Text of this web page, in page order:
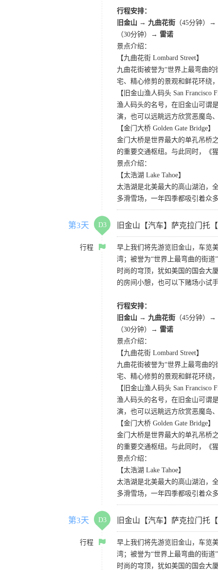
行程安排：
旧金山 → 九曲花街 （45分钟）→
（30分钟）→ 雷诺
景点介绍：
【九曲花街 Lombard Street】
九曲花街被誉为“世界上最弯曲
宅、精心修剪的景观和鲜花环绕
【旧金山渔人码头 San Francisco
渔人码头的名号，在旧金山可谓
演，也可以远眺远方欣赏恶魔岛
【金门大桥 Golden Gate Bridge】
金门大桥是世界最大的单孔吊桥
的重要交通枢纽。与此同时，《
景点介绍：
【太浩湖 Lake Tahoe】
太浩湖是北美最大的高山湖泊，
多滑雪场，一年四季都吸引着众
第3天 D3 旧金山【汽车】萨克拉门托
行程
早上我们将先游览旧金山，车览
湾；被誉为“世界上最弯曲的街
时尚的穹顶，犹如美国的国会大
的房间小憩，也可以下赌场小试
行程安排：
旧金山 → 九曲花街 （45分钟）→
（30分钟）→ 雷诺
景点介绍：
【九曲花街 Lombard Street】
九曲花街被誉为“世界上最弯曲
宅、精心修剪的景观和鲜花环绕
【旧金山渔人码头 San Francisco
渔人码头的名号，在旧金山可谓
演，也可以远眺远方欣赏恶魔岛
【金门大桥 Golden Gate Bridge】
金门大桥是世界最大的单孔吊桥
的重要交通枢纽。与此同时，《
景点介绍：
【太浩湖 Lake Tahoe】
太浩湖是北美最大的高山湖泊，
多滑雪场，一年四季都吸引着众
第3天 D3 旧金山【汽车】萨克拉门托
行程
早上我们将先游览旧金山，车览
湾；被誉为“世界上最弯曲的街
时尚的穹顶，犹如美国的国会大